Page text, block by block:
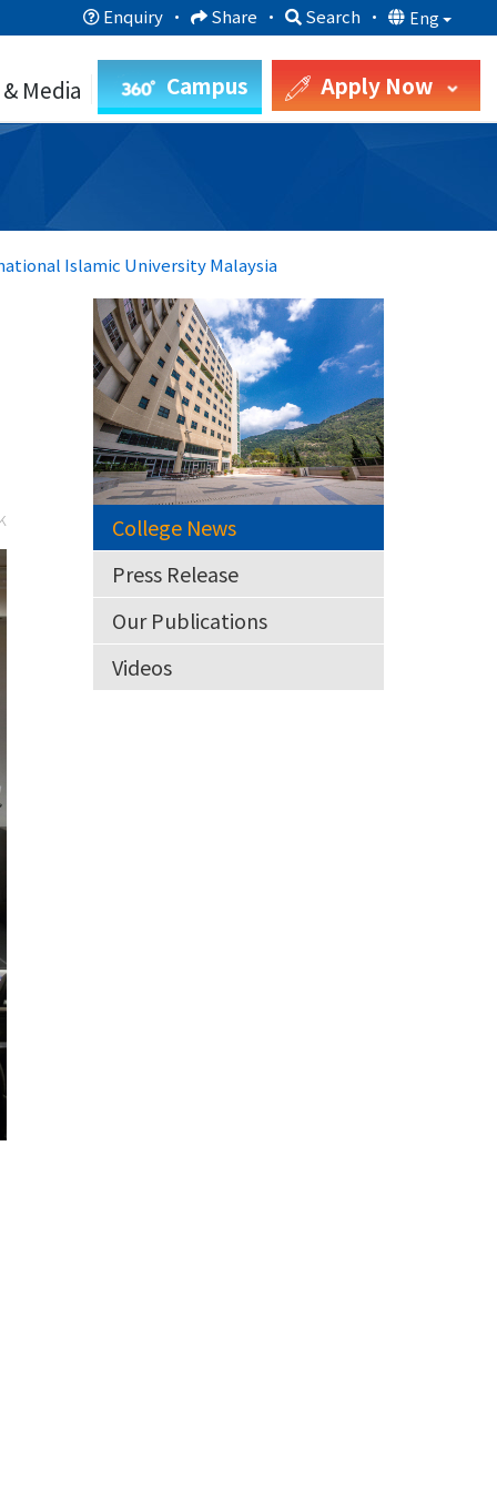
Enquiry · Share · Search · Eng
Media Campus Apply Now
Islamic University Malaysia
College News
Press Release
Our Publications
Videos